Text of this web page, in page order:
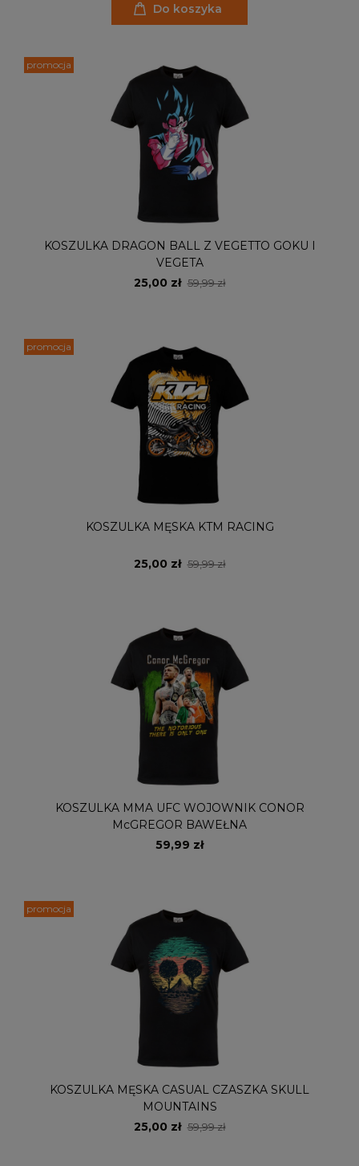
Do koszyka
KOSZULKA DRAGON BALL Z VEGETTO GOKU I
VEGETA
25,00 zł 59,99 zł
promocja
KOSZULKA MĘSKA KTM RACING
25,00 zł 59,99 zł
promocja
KOSZULKA MMA UFC WOJOWNIK CONOR
McGREGOR BAWEŁNA
59,99 zł
KOSZULKA MĘSKA CASUAL CZASZKA SKULL
MOUNTAINS
25,00 zł 59,99 zł
promocja